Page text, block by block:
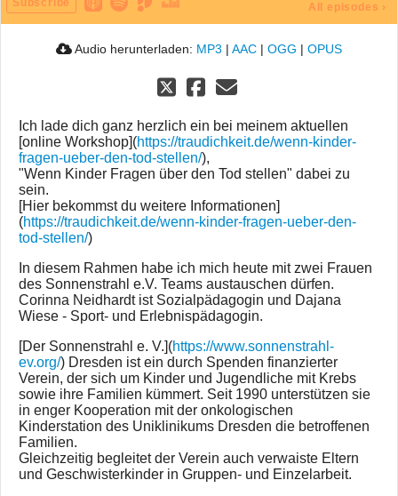
Subscribe All episodes ›
Audio herunterladen: MP3 | AAC | OGG | OPUS
Ich lade dich ganz herzlich ein bei meinem aktuellen
[online Workshop](https://traudichkeit.de/wenn-kinder-
fragen-ueber-den-tod-stellen/),
"Wenn Kinder Fragen über den Tod stellen" dabei zu
sein.
[Hier bekommst du weitere Informationen]
(https://traudichkeit.de/wenn-kinder-fragen-ueber-den-
tod-stellen/)
In diesem Rahmen habe ich mich heute mit zwei Frauen
des Sonnenstrahl e.V. Teams austauschen dürfen.
Corinna Neidhardt ist Sozialpädagogin und Dajana
Wiese - Sport- und Erlebnispädagogin.
[Der Sonnenstrahl e. V.](https://www.sonnenstrahl-
ev.org/) Dresden ist ein durch Spenden finanzierter
Verein, der sich um Kinder und Jugendliche mit Krebs
sowie ihre Familien kümmert. Seit 1990 unterstützen sie
in enger Kooperation mit der onkologischen
Kinderstation des Uniklinikums Dresden die betroffenen
Familien.
Gleichzeitig begleitet der Verein auch verwaiste Eltern
und Geschwisterkinder in Gruppen- und Einzelarbeit.